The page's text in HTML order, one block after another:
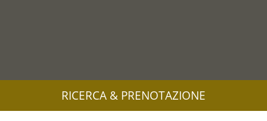
RICERCA & PRENOTAZIONE